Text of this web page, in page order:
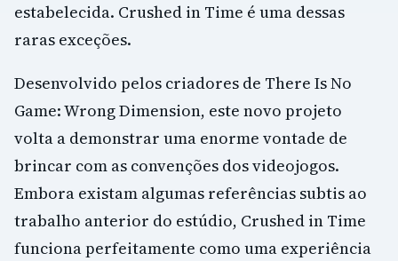
estabelecida. Crushed in Time é uma dessas
raras exceções.
Desenvolvido pelos criadores de There Is No
Game: Wrong Dimension, este novo projeto
volta a demonstrar uma enorme vontade de
brincar com as convenções dos videojogos.
Embora existam algumas referências subtis ao
trabalho anterior do estúdio, Crushed in Time
funciona perfeitamente como uma experiência